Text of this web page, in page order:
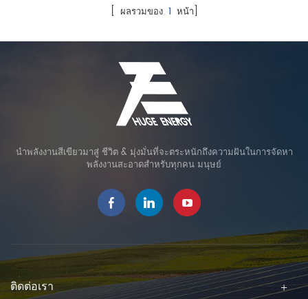
การเกษตรชั่วคราวแม้ว่าจะเป็นโครงการที่ไม่กินพื้นที่ของตัวเอง แต่ก็มีการ
ประโยชน์ในระดับภูมิภาค ข้อกำหนด. ราคาซื้อของการผลิตไฟฟ้าพลังงาน
ชั่วโมง ดังใน ประจำปีงบประมาณ พ.ศ. 2562 จะนำไปใช้กับการผลิต
ไฟฟ้าชีวมวลโดยใช้ไม้ทั่วไปที่มีขนาดน้อยกว่า 10,000 กิโลวัตต์. ราคาซื้อ
ขาย 10,000 กิโลวัตต์ขึ้นไปและเชื้อเพลิงเหลวชีวมวล (ทั้งหมด ขนาด)
จะตัดสินโดยการเสนอราคา ระบบ. สำหรับ พลังงานลม 18 เยน / kWh ซึ่ง
ลดลง 1 เยน จาก ประจำปีงบประมาณ พ.ศ. 2562 จะนำไปใช้กับ โครงการ
16 เยน / กิโลวัตต์ชั่วโมง และ 36 เยน / kWh ตามลำดับและไม่
เปลี่ยนแปลง จาก ประจำปีงบประมาณ พ.ศ. 2562. ประเภทการลงจอด
พลังน้ำ และความร้อนใต้พิภพเหมือนกับ ก่อนหน้านี้ ในปี 2008 พลังงาน
มหาศาล ก่อตั้งขึ้นในเมืองชายฝั่งทะเลที่สวยงามของ เซียะเหมิน มูลค่า
ผลผลิตต่อปีของ RMB คือ...
กระจาย สถานี: I. ไซต์ การเลือก: มั่นใจในคุณภาพของอาคารอาคารใด ๆ
ก่อสร้างมักมีน้ำหนักมากและการออกแบบส่วนใหญ่ขึ้นอยู่กับความสามารถ
ด้วยการถือกำเนิดของวัสดุน้ำหนักเบาความเสี่ยงของ สิ่งเหล่านี้ วัสดุ
ก่อสร้างที่ถูกลมพัดก็ถูกนำมาพิจารณาในการออกแบบเช่นกันป้องกันหลังคา
จาก ถูกฉีกโดย กระแสลม. ในปัจจุบันโรงไฟฟ้าโซลาร์เซลล์แบบกระจายใน
ครัวเรือนส่วนใหญ่จะติดตั้งบนหลังคาเอียงและหลังคาแบน หลังคาแบน
ครอบคลุมหลังคาแบนคอนกรีต, หลังคาเหล็กแบนสี, หลังคาเหล็กแบน,
ตำแหน่งการติดตั้งของ PV ไฟฟ้า โรงงาน. จำเป็นต้องพิจารณาตำแหน่ง
การติดตั้งการวางแนวการติดตั้งมุมการติดตั้งข้อกำหนดในการโหลดและ
เซลล์ไม่สามารถกำหนดได้ด้วยนิ้วเดียว ส่วนประกอบติดตั้งบนหลังคาเอียง
ประการที่สอง การออกแบบ: ปรับปรุงความแข็งแรงของส่วนประกอบ
ออกแบบกระจกบังลมที่เหมาะสม จาก มุมมองของวัสดุส่วนประกอบทาง
เลือกของแบ็คเพลนส่วนประกอบวัสดุกรอบและกระจกบรรจุภัณฑ์สามารถ
นำมาพิจารณาเพื่อปรับปรุง ป้องกันการกระแทก และ ต่อต้านแผ่นดินไหว
คุณสมบัติของส่วนประกอบสำหรับสภาพอากาศที่เฉพาะเจาะจงซึ่งจะช่วย
ปรับปรุงความสามารถในการทนต่อ สถานการณ์พิเศษ จาก มุมมองของ
การออกแบบโรงไฟฟ้าในขณะที่ชั่งน้ำหนักต้นทุนของสถานีไฟฟ้าโซลาร์
[ ผลรวมของ 1 หน้า]
นำพลังงานสีเขียวมาสู่ ชีวิต & มุ่งมั่นที่จะตระหนักถึงความฝันในการจัดหา
พลังงานสะอาดสำหรับทุกคน มนุษย์
ติดต่อเรา